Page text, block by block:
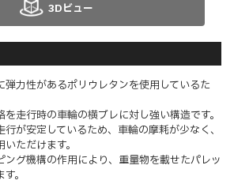
3Dビュー
力性があるポリウレタンを使用しているた
走行時の車輪の横ブレに対し強い構造です。
が安定しているため、車輪の摩耗が少なく、
ただけます。
グ機構の作用により、重量物を載せたパレッ
。